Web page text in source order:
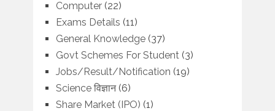
Computer(22)
Exams Details (11)
General Knowledge(37)
Govt Schemes For Student (3)
Jobs/Result/Notification (19)
Science विज्ञान(6)
Share Market (IPO) (1)